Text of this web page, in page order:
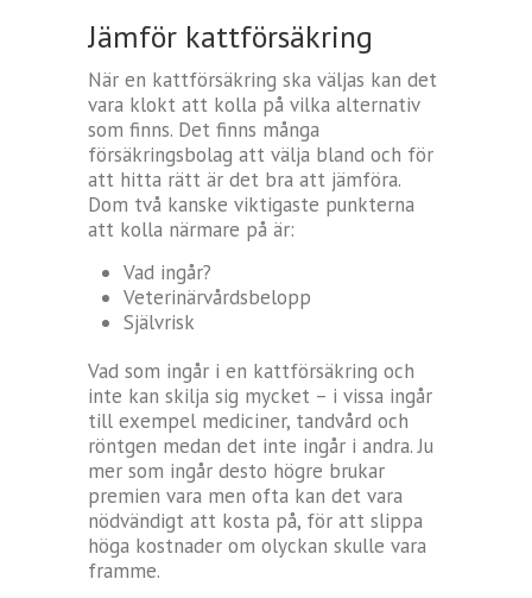
Jämför kattförsäkring
När en kattförsäkring ska väljas kan det
vara klokt att kolla på vilka alternativ
som finns. Det finns många
försäkringsbolag att välja bland och för
att hitta rätt är det bra att jämföra.
Dom två kanske viktigaste punkterna
att kolla närmare på är:
Vad ingår?
Veterinärvårdsbelopp
Självrisk
Vad som ingår i en kattförsäkring och
inte kan skilja sig mycket – i vissa ingår
till exempel mediciner, tandvård och
röntgen medan det inte ingår i andra. Ju
mer som ingår desto högre brukar
premien vara men ofta kan det vara
nödvändigt att kosta på, för att slippa
höga kostnader om olyckan skulle vara
framme.